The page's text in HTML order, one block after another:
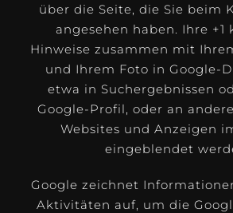
über die Seite, die Sie beim
angesehen haben. Ihre +1
Hinweise zusammen mit
und Ihrem Foto in Google-
etwa in Suchergebnissen
Google-Profil, oder an
Websites und Anzeigen
eingeblendet
Google zeichnet
Aktivitäten auf, um die